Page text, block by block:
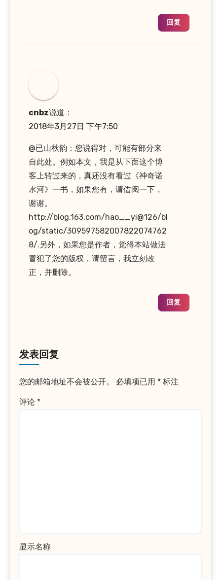
回复
cnbz说道：
2018年3月27日 下午7:50
@已山秋韵：您说得对，可能有部分来
自此处。例如本文，我是从下面这个博
客上转过来的，真还没有看过《神奇诺
水河》一书，如果您有，请借阅一下，
谢谢。
http://blog.163.com/hao__yi@126/bl
og/static/309597582007822074762
8/.另外，如果您是作者，觉得本站做法
冒犯了您的版权，请留言，我立刻改
正，并删除。
回复
发表回复
您的邮箱地址不会被公开。 必填项已用 * 标注
评论 *
显示名称